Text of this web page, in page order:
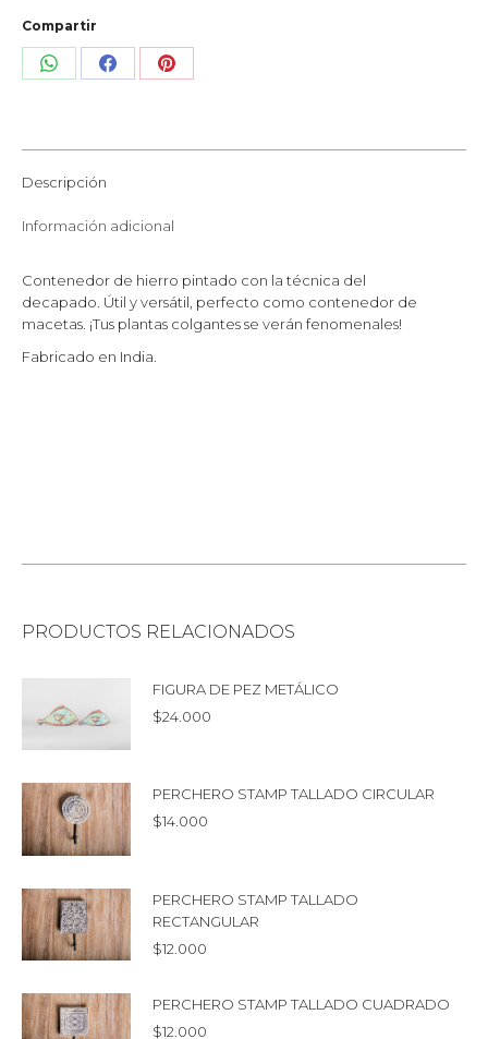
Compartir
Share Share Share
Descripción
Información adicional
Contenedor de hierro pintado con la técnica del
decapado. Útil y versátil, perfecto como contenedor de
macetas. ¡Tus plantas colgantes se verán fenomenales!
Fabricado en India.
PRODUCTOS RELACIONADOS
FIGURA DE PEZ METÁLICO
$24.000
PERCHERO STAMP TALLADO CIRCULAR
$14.000
PERCHERO STAMP TALLADO
RECTANGULAR
$12.000
PERCHERO STAMP TALLADO CUADRADO
$12.000